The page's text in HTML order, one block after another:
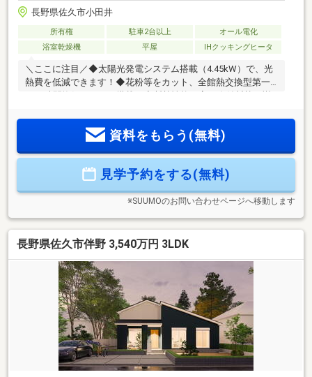
長野県佐久市小田井
所有権 駐車2台以上
オール電化
浴室乾燥機
平屋 IHクッキングヒータ
＼ここに注目／◆太陽光発電システム搭載（4.45kW）で、光
熱費を低減できます！◆花粉等をカット、全館熱交換型第一
み！◆お洒落なペニンシュラキッチン、タッチレス水栓を設
置！◆洗面と脱衣室を分離、家族の入浴前後も同時利用可能
販売価格に外構費用は含まれておりません。【お電話が苦手
資料をもらう(無料)
見学予約をする(無料)
※SUUMOのお問い合わせページへ移動します
長野県佐久市伴野 3,540万円 3LDK